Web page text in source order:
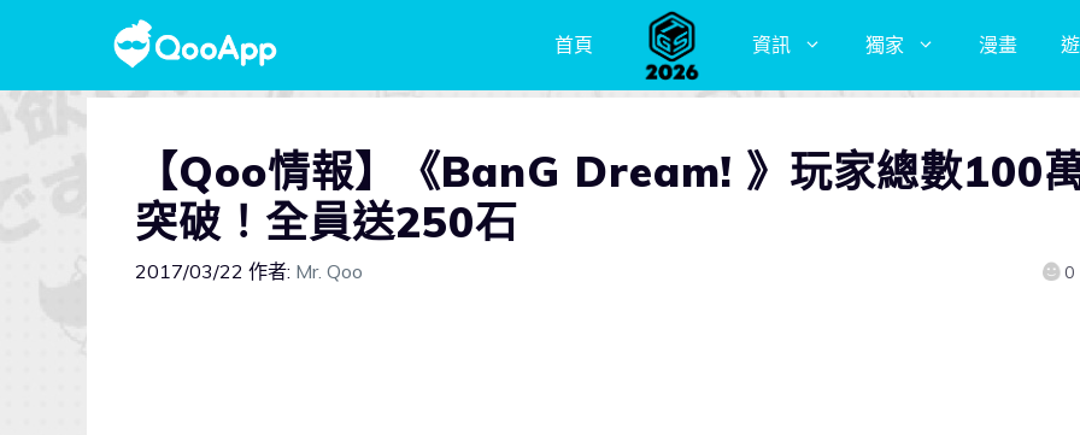
首頁 資訊 獨家 漫畫
【Qoo情報】《BanG Dream! 》玩家總數100
突破！全員送250石
2017/03/22 作者: Mr. Qoo 0